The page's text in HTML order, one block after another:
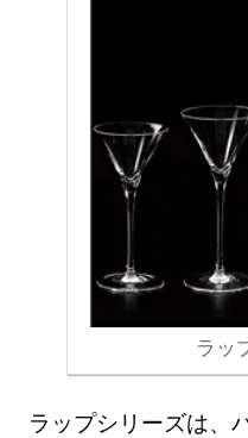
ラッ
ラップシリーズは、